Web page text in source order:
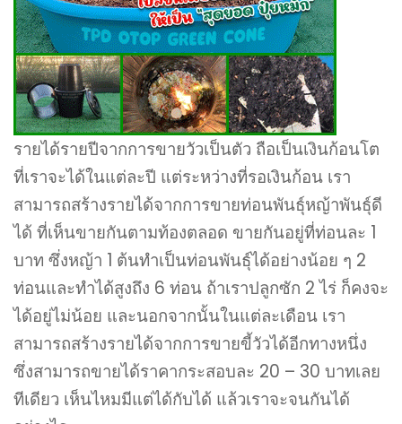
รายได้รายปีจากการขายวัวเป็นตัว ถือเป็นเงินก้อนโต
ที่เราจะได้ในแต่ละปี แต่ระหว่างที่รอเงินก้อน เรา
สามารถสร้างรายได้จากการขายท่อนพันธุ์หญ้าพันธุ์ดี
ได้ ที่เห็นขายกันตามท้องตลอด ขายกันอยู่ที่ท่อนละ 1
บาท ซึ่งหญ้า 1 ต้นทำเป็นท่อนพันธุ์ได้อย่างน้อย ๆ 2
ท่อนและทำได้สูงถึง 6 ท่อน ถ้าเราปลูกซัก 2 ไร่ ก็คงจะ
ได้อยู่ไม่น้อย และนอกจากนั้นในแต่ละเดือน เรา
สามารถสร้างรายได้จากการขายขี้วัวได้อีกทางหนึ่ง
ซึ่งสามารถขายได้ราคากระสอบละ 20 – 30 บาทเลย
ทีเดียว เห็นไหมมีแต่ได้กับได้ แล้วเราจะจนกันได้